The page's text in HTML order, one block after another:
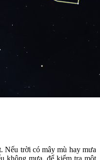
Nếu trời có mây mù hay mưa
không mưa, để kiểm tra một